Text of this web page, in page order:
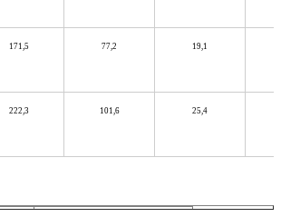
171,5 77,2 19,1
222,3 101,6 25,4